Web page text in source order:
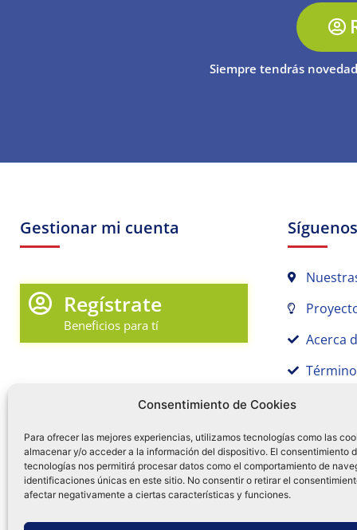
Consentimiento de Cookies
Para ofrecer las mejores experiencias, utilizamos tecnologías como las
almacenar y/o acceder a la información del dispositivo. El consentimiento
tecnologías nos permitirá procesar datos como el comportamiento de
identificaciones únicas en este sitio. No consentir o retirar el
afectar negativamente a ciertas características y funciones.
Siempre tendrás
Gestionar mi cuenta
Regístrate
Beneficios para tí
Mi Cuenta en Tamex
Mis Favoritos
Síguenos
Acerca
55